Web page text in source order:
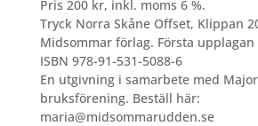
Pris 200 kr, inkl. moms 6 %.
Tryck Norra Skåne Offset, Klippan
Midsommar förlag. Första upplagan
ISBN 978-91-531-5088-6
En utgivning i samarbete med
bruksförening. Beställ här:
maria@midsommarudden.se